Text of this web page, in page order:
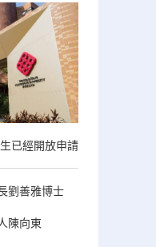
已經開放申請
劉善雅博士
陳向東